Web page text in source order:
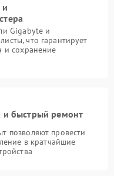
и
Gigabyte и
что гарантирует
и сохранение
и быстрый ремонт
позволяют провести
в кратчайшие